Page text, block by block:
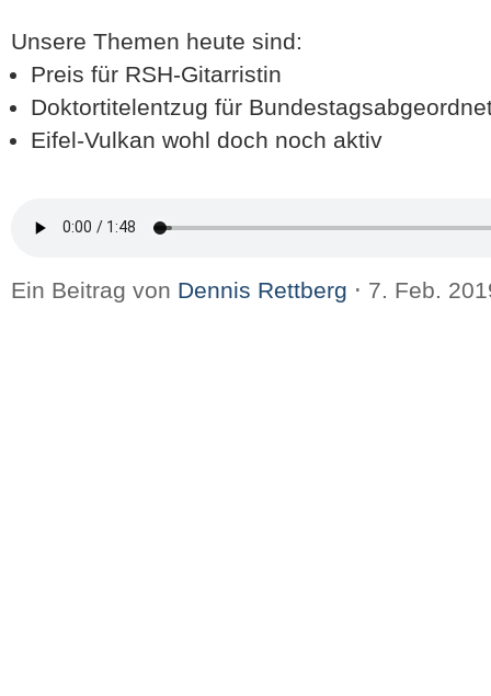
Unsere Themen heute sind:
Preis für RSH-Gitarristin
Doktortitelentzug für
Eifel-Vulkan wohl doch noch aktiv
Ein Beitrag von Dennis Rettberg ⋅ 7. Feb.